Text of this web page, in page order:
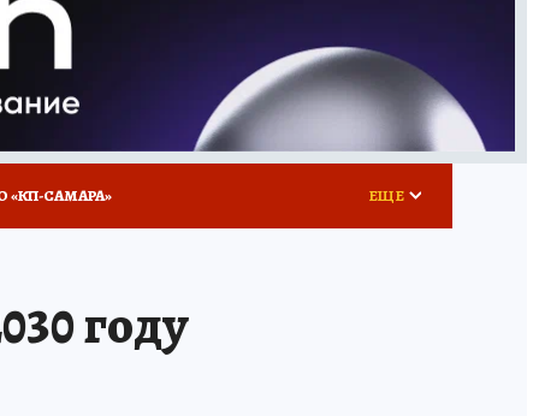
«КП-САМАРА»
ДЕНЬ ПОБЕДЫ В САМАРЕ 2025
ЕЩЕ
году